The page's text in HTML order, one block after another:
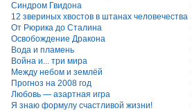
Синдром Гвидона
12 звериных хвостов в штанах человечества
От Рюрика до Сталина
Освобождение Дракона
Вода и пламень
Война и... три мира
Между небом и землёй
Прогноз на 2008 год
Любовь — азартная игра
Я знаю формулу счастливой жизни!